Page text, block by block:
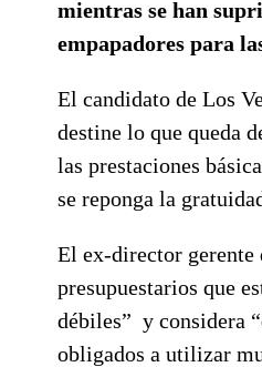
mientras se han
empapadores para
El candidato de Los
destine lo que queda
las prestaciones
se reponga la
El ex-director gerente
presupuestarios que
débiles” y considera
obligados a utilizar